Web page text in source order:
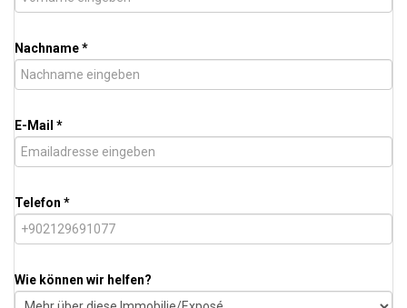
Nachname *
E-Mail *
Telefon *
Wie können wir helfen?